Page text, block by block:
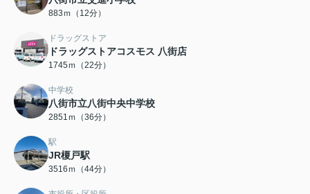
883ｍ（12分）
ドラッグストア
ドラッグストアコスモス 八街店
1745ｍ（22分）
中学校
八街市立八街中央中学校
2851ｍ（36分）
駅
JR榎戸駅
3516ｍ（44分）